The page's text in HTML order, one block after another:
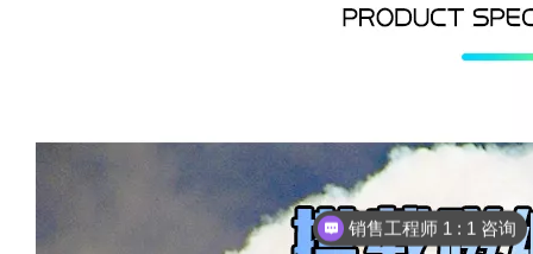
销售工程师 1 : 1 咨询
把您的需求发给我们